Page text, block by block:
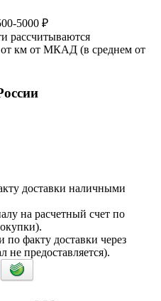
5000 ₽
рассчитываются
от км от МКАД (в среднем от
доставки наличными
на расчетный счет по
факту доставки через
не предоставляется).